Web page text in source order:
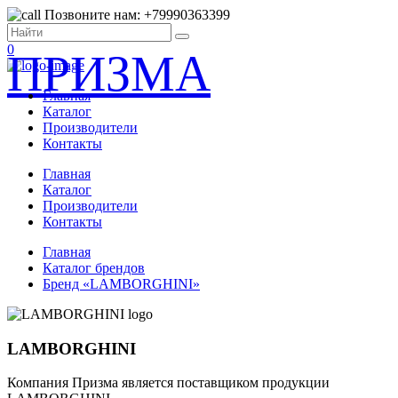
Позвоните нам: +79990363399
0
ПРИЗМА
Главная
Каталог
Производители
Контакты
Главная
Каталог
Производители
Контакты
Главная
Каталог брендов
Бренд «LAMBORGHINI»
LAMBORGHINI
Компания Призма является поставщиком продукции